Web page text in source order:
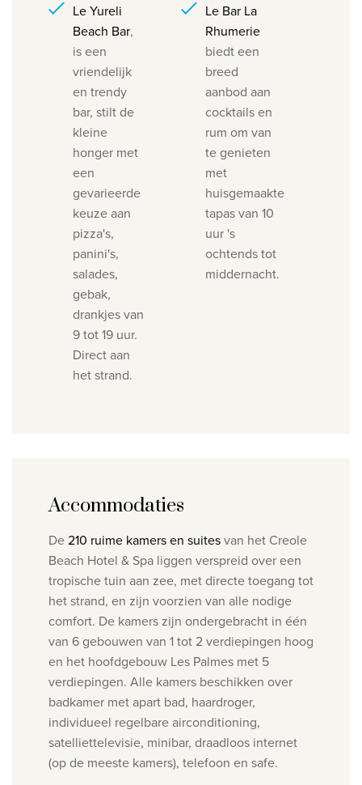
Le Yureli
Beach Bar,
is een
vriendelijk
en trendy
bar, stilt de
kleine
honger met
een
gevarieerde
keuze aan
pizza's,
panini's,
salades,
gebak,
drankjes van
9 tot 19 uur.
Direct aan
het strand.
Le Bar La
Rhumerie
biedt een
breed
aanbod aan
cocktails en
rum om van
te genieten
met
huisgemaakte
tapas van 10
uur 's
ochtends tot
middernacht.
Accommodaties
De210 ruime kamers en suitesvan het Creole
Beach Hotel & Spa liggen verspreid over een
tropische tuin aan zee, met directe toegang tot
het strand, en zijn voorzien van alle nodige
comfort. De kamers zijn ondergebracht in één
van 6 gebouwen van 1 tot 2 verdiepingen hoog
en het hoofdgebouw Les Palmes met 5
verdiepingen. Alle kamers beschikken over
badkamer met apart bad, haardroger,
individueel regelbare airconditioning,
satelliettelevisie, minibar, draadloos internet
(op de meeste kamers), telefoon en safe.